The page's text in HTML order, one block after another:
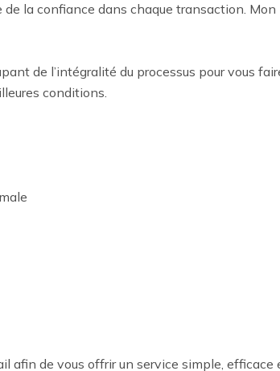
la confiance dans chaque transaction. Mon
de l’intégralité du processus pour vous
conditions.
afin de vous offrir un service simple, efficace